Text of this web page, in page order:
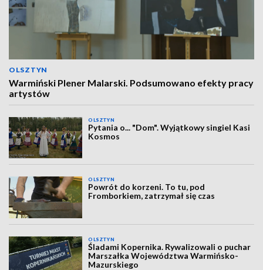
OLSZTYN
Warmiński Plener Malarski. Podsumowano efekty pracy
artystów
OLSZTYN
Pytania o... "Dom". Wyjątkowy singiel Kasi
Kosmos
OLSZTYN
Powrót do korzeni. To tu, pod
Fromborkiem, zatrzymał się czas
OLSZTYN
Śladami Kopernika. Rywalizowali o puchar
Marszałka Województwa Warmińsko-
Mazurskiego